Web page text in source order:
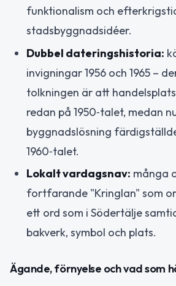
funktionalism och
stadsbyggnadsidéer.
Dubbel dateringshistoria:
invigningar 1956 och 1965 –
tolkningen är att
redan på 1950‑talet, medan
byggnadslösning
1960‑talet.
Lokalt vardagsnav: många
fortfarande "Kringlan" som
ett ord som i Södertälje
bakverk, symbol och plats.
Ägande, förnyelse och vad som